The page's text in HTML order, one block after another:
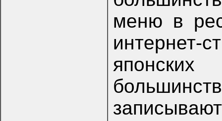
меню в